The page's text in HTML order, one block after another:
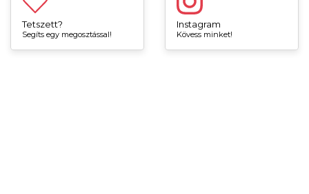
Tetszett?
Segíts egy megosztással!
Instagram
Kövess minket!